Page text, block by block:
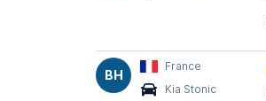
BH
France
Kia Stonic